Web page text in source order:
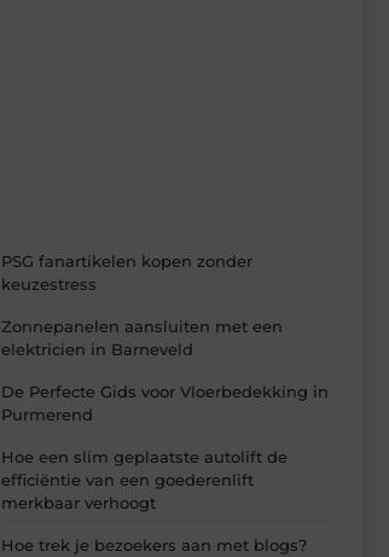
PSG fanartikelen kopen zonder
keuzestress
Zonnepanelen aansluiten met een
elektricien in Barneveld
De Perfecte Gids voor Vloerbedekking in
Purmerend
Hoe een slim geplaatste autolift de
efficiëntie van een goederenlift
merkbaar verhoogt
Hoe trek je bezoekers aan met blogs?